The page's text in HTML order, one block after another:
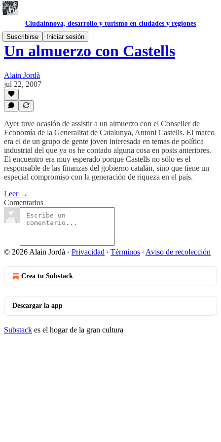
Ciudainnova, desarrollo y turismo en ciudades y regiones
Suscribirse
Iniciar sesión
Un almuerzo con Castells
Alain Jordà
jul 22, 2007
Ayer tuve ocasión de assistir a un almuerzo con el Conseller de
Economía de la Generalitat de Catalunya, Antoni Castells. El marco
era el de un grupo de gente joven interesada en temas de política
industrial del que ya os he contado alguna cosa en posts anteriores.
El encuentro era muy esperado porque Castells no sólo es el
responsable de las finanzas del gobierno catalán, sino que tiene un
especial compromiso con la generación de riqueza en el país.
Leer →
Comentarios
© 2026 Alain Jordà · Privacidad ∙ Términos ∙ Aviso de recolección
Crea tu Substack
Descargar la app
Substack es el hogar de la gran cultura